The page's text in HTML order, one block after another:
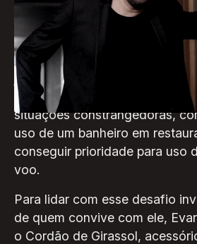
O recente desabafo de Evaristo
viver com a doença de crohn
tema pouco discutido, mas
chamadas doenças ocultas.
jornalista contou que a
banheiro até 40 vezes por dia
situações constrangedoras,
uso de um banheiro em
conseguir prioridade para uso
voo.
Para lidar com esse desafio
de quem convive com ele,
o Cordão de Girassol,